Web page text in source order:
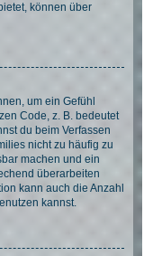
können über
um ein Gefühl
Code, z. B. bedeutet
du beim Verfassen
nicht zu häufig zu
machen und ein
überarbeiten
kann auch die Anzahl
kannst.